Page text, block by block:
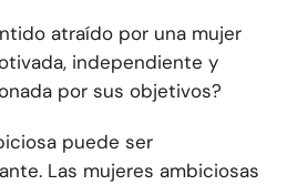
atraído por una mujer
independiente y
por sus objetivos?
puede ser
Las mujeres ambiciosas